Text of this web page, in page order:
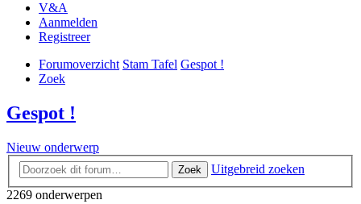
V&A
Aanmelden
Registreer
Forumoverzicht Stam Tafel Gespot !
Zoek
Gespot !
Nieuw onderwerp
Zoek
Uitgebreid zoeken
2269 onderwerpen